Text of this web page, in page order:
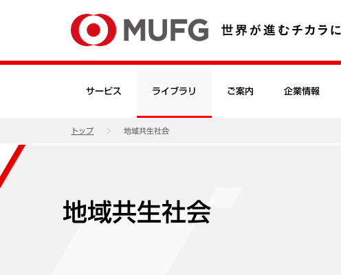
サービス ライブラリ ご案内 企業情報
トップ 地域共生社会
地域共生社会